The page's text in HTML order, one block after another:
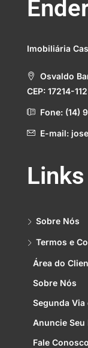
Imobiliária
Osvaldo
CEP: 17214-
Fone: (14)
E-mail:
Sobre Nós
Termos e
Área do
Sobre Nós
Segunda Via
Anuncie Seu
Fale Conosco